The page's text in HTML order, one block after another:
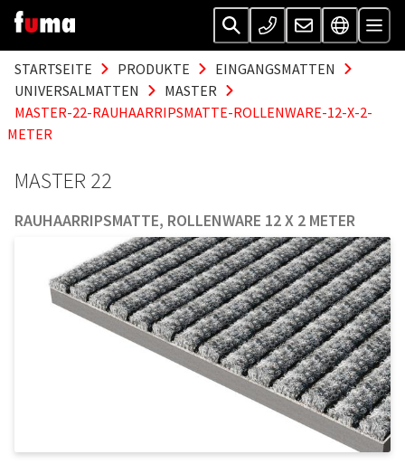
STARTSEITE PRODUKTE
EINGANGSMATTEN
UNIVERSALMATTEN
MASTER
MASTER-22-RAUHAARRIPSMATTE-ROLLENWARE-12-X-2-
METER
MASTER 22
RAUHAARRIPSMATTE, ROLLENWARE 12 X 2 METER